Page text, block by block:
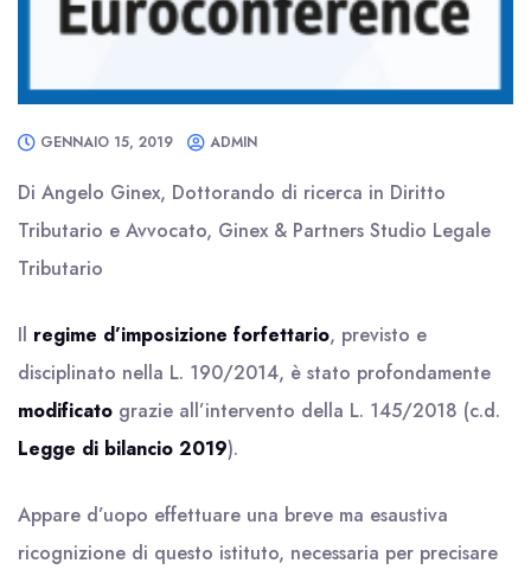
GENNAIO 15, 2019 ADMIN
Di Angelo Ginex, Dottorando di ricerca in Diritto
Tributario e Avvocato, Ginex & Partners Studio Legale
Tributario
Il regime d’imposizione forfettario, previsto e
disciplinato nella L. 190/2014, è stato profondamente
modificato grazie all’intervento della L. 145/2018 (c.d.
Legge di bilancio 2019).
Appare d’uopo effettuare una breve ma esaustiva
ricognizione di questo istituto, necessaria per precisare